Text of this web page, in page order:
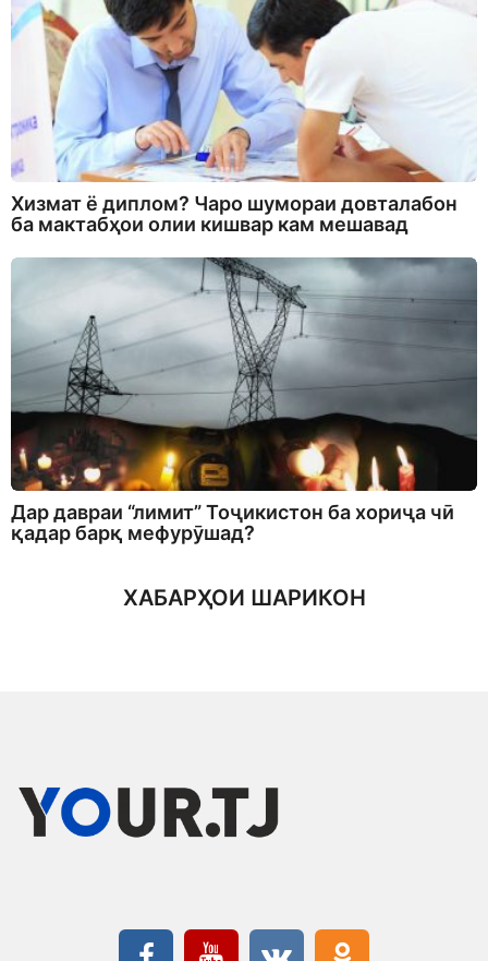
Хизмат ё диплом? Чаро шумораи довталабон
ба мактабҳои олии кишвар кам мешавад
Дар давраи “лимит” Тоҷикистон ба хориҷа чӣ
қадар барқ мефурӯшад?
ХАБАРҲОИ ШАРИКОН